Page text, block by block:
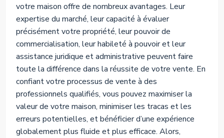
votre maison offre de nombreux avantages. Leur
expertise du marché, leur capacité à évaluer
précisément votre propriété, leur pouvoir de
commercialisation, leur habileté à pouvoir et leur
assistance juridique et administrative peuvent faire
toute la différence dans la réussite de votre vente. En
confiant votre processus de vente à des
professionnels qualifiés, vous pouvez maximiser la
valeur de votre maison, minimiser les tracas et les
erreurs potentielles, et bénéficier d’une expérience
globalement plus fluide et plus efficace. Alors,